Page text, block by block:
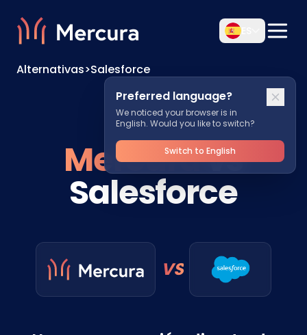
Preferred language?
We noticed your browser is in
English. Would you like to switch?
Switch to English
Alternativas>Salesforce
Mercuravs
Salesforce
VS